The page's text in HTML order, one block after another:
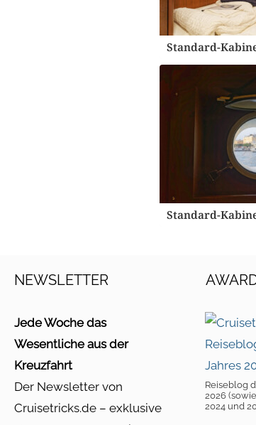
Standard-
Standard-
NEWSLETTER
Jede Woche das
Wesentliche aus der
Kreuzfahrt
Der Newsletter von
Cruisetricks.de – exklusive
Reiseblog
2026
2024 und